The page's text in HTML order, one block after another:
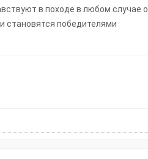
в походе в любом
становятся победителями